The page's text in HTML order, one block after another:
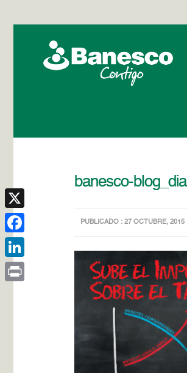
banesco-
PUBLICADO : 27 OCTUBRE, 2015
X
Facebook
LinkedIn